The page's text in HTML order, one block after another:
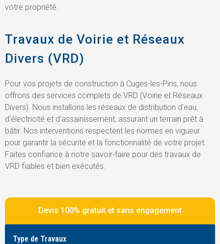
votre propriété.
Travaux de Voirie et Réseaux
Divers (VRD)
Pour vos projets de construction à Cuges-les-Pins, nous
offrons des services complets de VRD (Voirie et Réseaux
Divers). Nous installons les réseaux de distribution d’eau,
d’électricité et d’assainissement, assurant un terrain prêt à
bâtir. Nos interventions respectent les normes en vigueur
pour garantir la sécurité et la fonctionnalité de votre projet.
Faites confiance à notre savoir-faire pour des travaux de
VRD fiables et bien exécutés.
Devis 100% gratuit et sans engagement
Type de Travaux